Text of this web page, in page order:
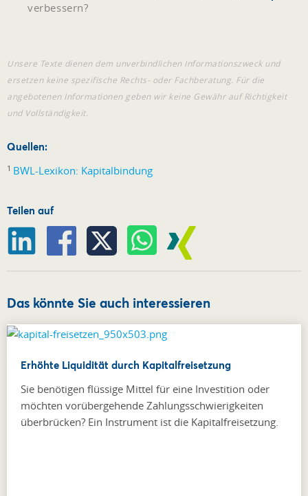
verbessern?
Unsere Texte dienen dem unverbindlichen Informationszweck und
ersetzen keine spezifische Rechts- oder Fachberatung. Für die
angebotenen Informationen geben wir keine Gewähr auf Richtigkeit
und Vollständigkeit.
Quellen:
1 BWL-Lexikon: Kapitalbindung
Teilen auf
Das könnte Sie auch interessieren
Erhöhte Liquidität durch Kapitalfreisetzung
Sie benötigen flüssige Mittel für eine Investition oder
möchten vorübergehende Zahlungsschwierigkeiten
überbrücken? Ein Instrument ist die Kapitalfreisetzung.